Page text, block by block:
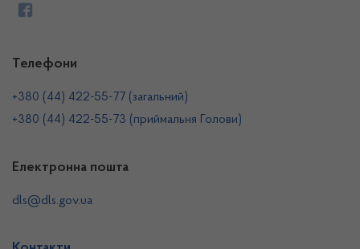
Телефони
+380 (44) 422-55-77 (загальний)
+380 (44) 422-55-73 (приймальня Голови)
Електронна пошта
dls@dls.gov.ua